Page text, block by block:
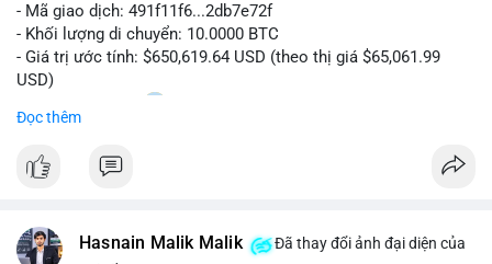
- Mã giao dịch: 491f11f6...2db7e72f
- Khối lượng di chuyển: 10.0000 BTC
- Giá trị ước tính: $650,619.64 USD (theo thị giá $65,061.99
USD)
- Thời gian: 11:20
Nhận định phân tích hành vi của Cá voi dựa trên giao dịch này:
Giao dịch 10 BTC trị giá hơn 650 nghìn USD được thực hiện
lớn. Mức khối lượng này không quá lớn để gây áp lực bán trực
Đọc thêm
Hasnain Malik Malik
Đã thay đổi ảnh đại diện của